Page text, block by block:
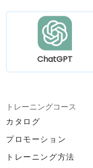
ChatGPT
トレーニングコース
カタログ
プロモーション
トレーニング方法